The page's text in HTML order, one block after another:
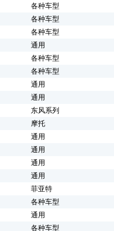
各种车型
各种车型
各种车型
通用
各种车型
各种车型
通用
通用
东风系列
摩托
通用
通用
通用
通用
菲亚特
各种车型
通用
各种车型